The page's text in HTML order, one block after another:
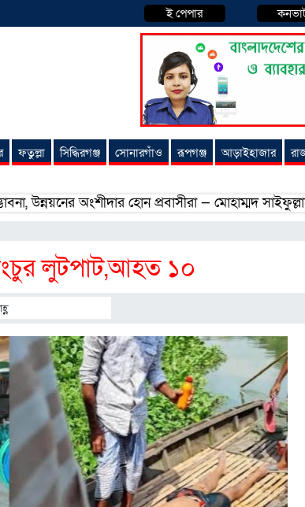
ই পেপার
ফতুল্লা সিদ্ধিরগঞ্জ সোনারগাঁও রূপগঞ্জ আড়াইহাজার
অংশীদার হোন প্রবাসীরা — মোহাম্মদ সাইফুল্লাহ্
লুটপাট,আহত ১০